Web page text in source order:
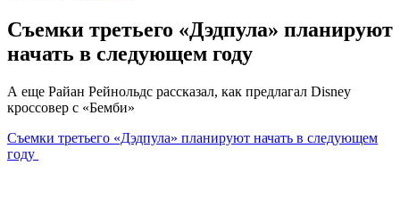
Съемки третьего «Дэдпула» планируют
начать в следующем году
А еще Райан Рейнольдс рассказал, как предлагал Disney
кроссовер с «Бемби»
Съемки третьего «Дэдпула» планируют начать в следующем
году